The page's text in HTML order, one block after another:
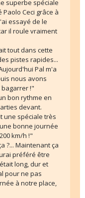
superbe spéciale
Ceci grâce à
essayé de le
il roule vraiment
tout dans cette
pistes rapides...
Pal m'a
nous avons
!"
bon rythme en
devant.
une spéciale très
bonne journée
km/h !"
?... Maintenant ça
préféré être
long, dur et
pour ne pas
à notre place,